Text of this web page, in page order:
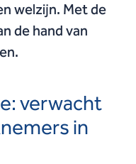
welzijn. Met de
de hand van
verwacht
in